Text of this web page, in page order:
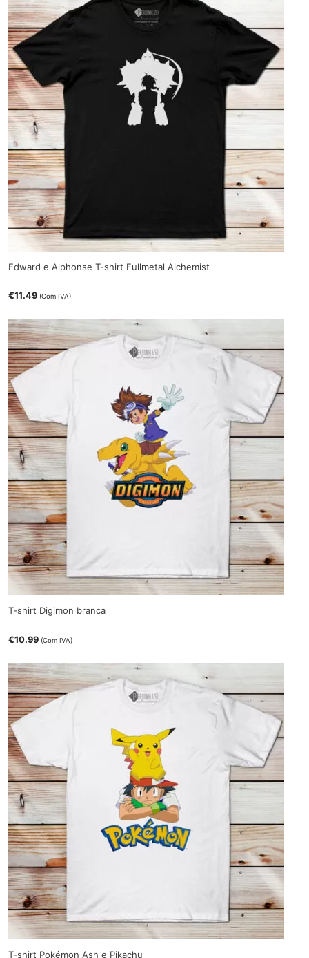
Edward e Alphonse T-shirt Fullmetal Alchemist
€11.49 (Com IVA)
T-shirt Digimon branca
€10.99 (Com IVA)
T-shirt Pokémon Ash e Pikachu